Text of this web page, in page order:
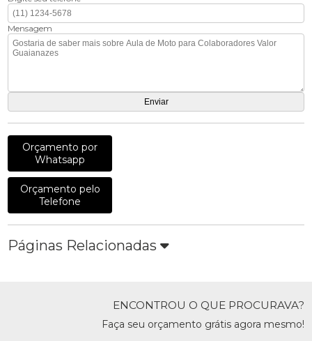
Mensagem
Orçamento por
Whatsapp
Orçamento pelo
Telefone
Páginas Relacionadas
ENCONTROU O QUE PROCURAVA?
Faça seu orçamento grátis agora mesmo!